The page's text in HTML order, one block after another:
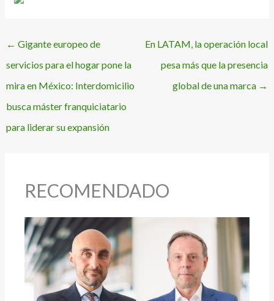
← Gigante europeo de
servicios para el hogar pone la
mira en México: Interdomicilio
busca máster franquiciatario
para liderar su expansión
En LATAM, la operación local
pesa más que la presencia
global de una marca →
RECOMENDADO